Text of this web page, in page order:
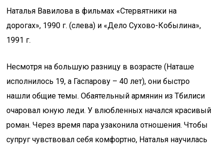
Наталья Вавилова в фильмах «Стервятники на
дорогах», 1990 г. (слева) и «Дело Сухово-Кобылина»,
1991 г.
Несмотря на большую разницу в возрасте (Наташе
исполнилось 19, а Гаспарову – 40 лет), они быстро
нашли общие темы. Обаятельный армянин из Тбилиси
очаровал юную леди. У влюбленных начался красивый
роман. Через время пара узаконила отношения. Чтобы
супруг чувствовал себя комфортно, Наталья научилась